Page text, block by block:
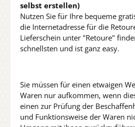
selbst erstellen)
Nutzen Sie für Ihre bequeme
die Internetadresse für die
Lieferschein unter "Retoure"
schnellsten und ist ganz easy.
Sie müssen für einen etwaigen
Waren nur aufkommen, wenn
einen zur Prüfung der
und Funktionsweise der Waren